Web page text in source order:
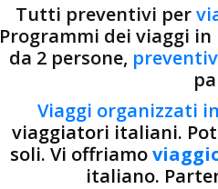
Tutti preventivi per
Programmi dei viaggi
da 2 persone,
Viaggi organizzati
viaggiatori italiani.
soli. Vi offriamo
italiano.